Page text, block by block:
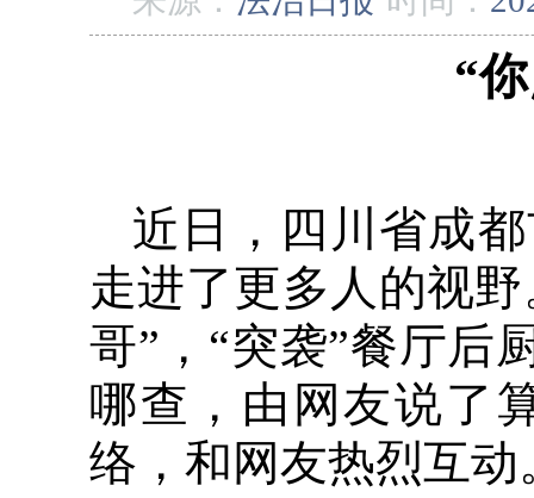
“
近日，四川省成
走进了更多人的视
哥”，“突袭”餐厅
哪查，由网友说了
络，和网友热烈互动